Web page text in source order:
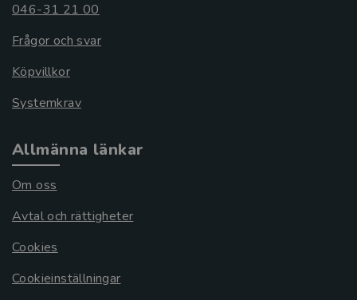
046-31 21 00
Frågor och svar
Köpvillkor
Systemkrav
Allmänna länkar
Om oss
Avtal och rättigheter
Cookies
Cookieinställningar